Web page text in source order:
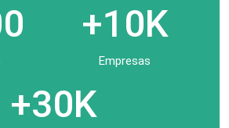
+10K
Empresas
+30K